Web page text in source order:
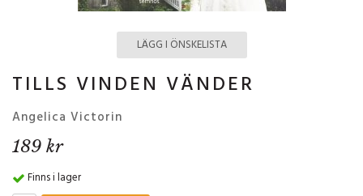
LÄGG I ÖNSKELISTA
TILLS VINDEN VÄNDER
Angelica Victorin
189 kr
Finns i lager